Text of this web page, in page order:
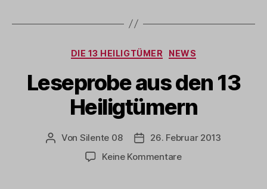
Kategorien
DIE 13 HEILIGTÜMER NEWS
Leseprobe aus den 13
Heiligtümern
Beitragsautor
Von Silente 08 Veröffentlichungsdatum
26. Februar 2013
Keine Kommentarezu